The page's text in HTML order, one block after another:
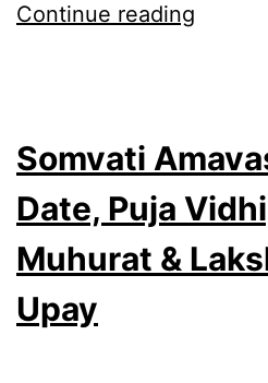
Continue reading
33
Diya
Vidhi
Somvati
Date, Puja
Muhurat &
Upay